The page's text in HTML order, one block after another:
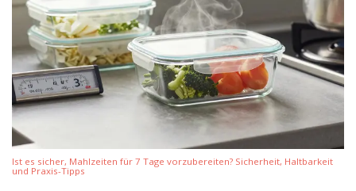
Ist es sicher, Mahlzeiten für 7 Tage vorzubereiten? Sicherheit, Haltbarkeit
und Praxis-Tipps